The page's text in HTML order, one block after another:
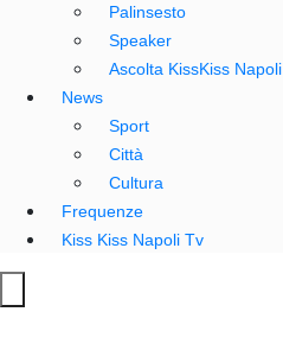
Palinsesto
Speaker
Ascolta KissKiss Napoli
News
Sport
Città
Cultura
Frequenze
Kiss Kiss Napoli Tv